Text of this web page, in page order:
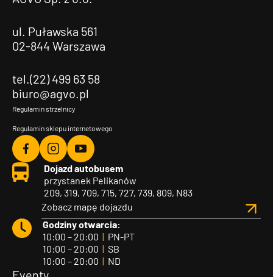
ul. Puławska 561
02-844 Warszawa
tel.(22) 499 63 58
biuro@agvo.pl
Regulamin strzelnicy
Regulamin sklepu internetowego
Agvo
Facebook
Agvo
Instagram
Agvo
YouTube
Dojazd autobusem
przystanek Pelikanów
209, 319, 709, 715, 727, 739, 809, N83
Zobacz mapę dojazdu
Godziny otwarcia:
10:00 – 20:00 | PN-PT
10:00 – 20:00 | SB
10:00 – 20:00 | ND